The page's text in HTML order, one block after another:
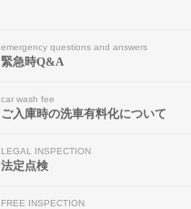
emergency questions and answers
緊急時Q&A
car wash fee
ご入庫時の洗車有料化について
LEGAL INSPECTION
法定点検
FREE INSPECTION